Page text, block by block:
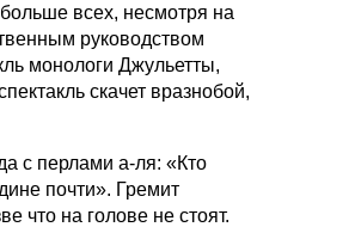
всех, несмотря на
руководством
монологи Джульетты,
скачет вразнобой,
с перлами а-ля: «Кто
почти». Гремит
что на голове не стоят.